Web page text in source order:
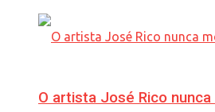
O artista José Rico